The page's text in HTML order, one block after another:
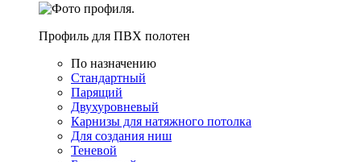
Профиль для ПВХ полотен
По назначению
Стандартный
Парящий
Двухуровневый
Карнизы для натяжного потолка
Для создания ниш
Теневой